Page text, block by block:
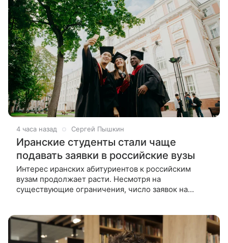
4 часа назад Сергей Пышкин
Иранские студенты стали чаще
подавать заявки в российские вузы
Интерес иранских абитуриентов к российским
вузам продолжает расти. Несмотря на
существующие ограничения, число заявок на